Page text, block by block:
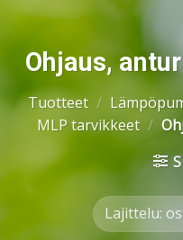
Ohjaus,
Tuotteet /
MLP tarvikkeet /